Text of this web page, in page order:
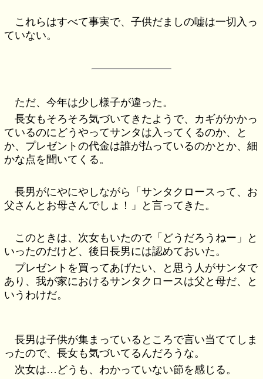
これらはすべて事実で、子供だましの嘘は一切入っ
ていない。
ただ、今年は少し様子が違った。
長女もそろそろ気づいてきたようで、カギがかかっ
ているのにどうやってサンタは入ってくるのか、と
か、プレゼントの代金は誰が払っているのかとか、細
かな点を聞いてくる。
長男がにやにやしながら「サンタクロースって、お
父さんとお母さんでしょ！」と言ってきた。
このときは、次女もいたので「どうだろうねー」と
いったのだけど、後日長男には認めておいた。
プレゼントを買ってあげたい、と思う人がサンタで
あり、我が家におけるサンタクロースは父と母だ、と
いうわけだ。
長男は子供が集まっているところで言い当ててしま
ったので、長女も気づいてるんだろうな。
次女は…どうも、わかっていない節を感じる。